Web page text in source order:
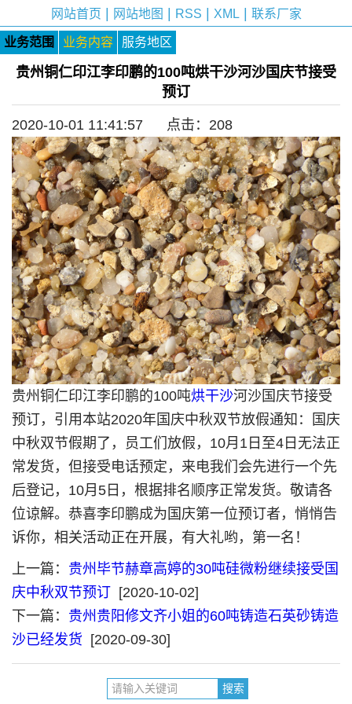
网站首页 网站地图 RSS XML| 联系厂家
业务范围 业务内容 服务地区
贵州铜仁印江李印鹏的100吨烘干沙河沙国庆节接受
预订
2020-10-01 11:41:57 点击： 208
贵州铜仁印江李印鹏的100吨烘干沙河沙国庆节接受
预订，引用本站2020年国庆中秋双节放假通知：
国庆
中秋双节假期了，员工们放假，10月1日至4日无法正
常发货，但接受电话预定，来电我们会先进行一个先
后登记，10月5日，根据排名顺序正常发货。敬请各
位谅解。恭喜李印鹏成为国庆第一位预订者，悄悄告
诉你，相关活动正在开展，有大礼哟，第一名！
上一篇： 贵州毕节赫章高婷的30吨硅微粉继续接受国
庆中秋双节预订 [2020-10-02]
下一篇： 贵州贵阳修文齐小姐的60吨铸造石英砂铸造
沙已经发货 [2020-09-30]